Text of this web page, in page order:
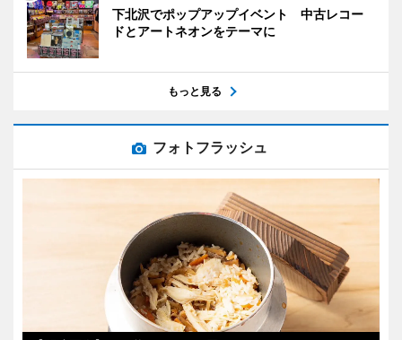
下北沢でポップアップイベント 中古レコー
ドとアートネオンをテーマに
もっと見る
フォトフラッシュ